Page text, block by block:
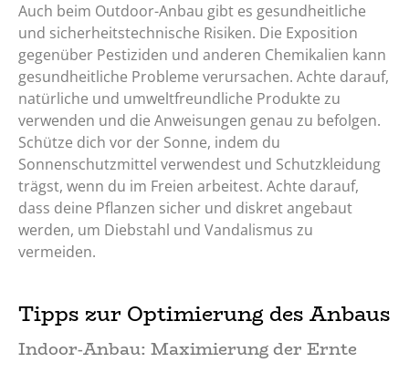
Auch beim Outdoor-Anbau gibt es gesundheitliche
und sicherheitstechnische Risiken. Die Exposition
gegenüber Pestiziden und anderen Chemikalien kann
gesundheitliche Probleme verursachen. Achte darauf,
natürliche und umweltfreundliche Produkte zu
verwenden und die Anweisungen genau zu befolgen.
Schütze dich vor der Sonne, indem du
Sonnenschutzmittel verwendest und Schutzkleidung
trägst, wenn du im Freien arbeitest. Achte darauf,
dass deine Pflanzen sicher und diskret angebaut
werden, um Diebstahl und Vandalismus zu
vermeiden.
Tipps zur Optimierung des Anbaus
Indoor-Anbau: Maximierung der Ernte